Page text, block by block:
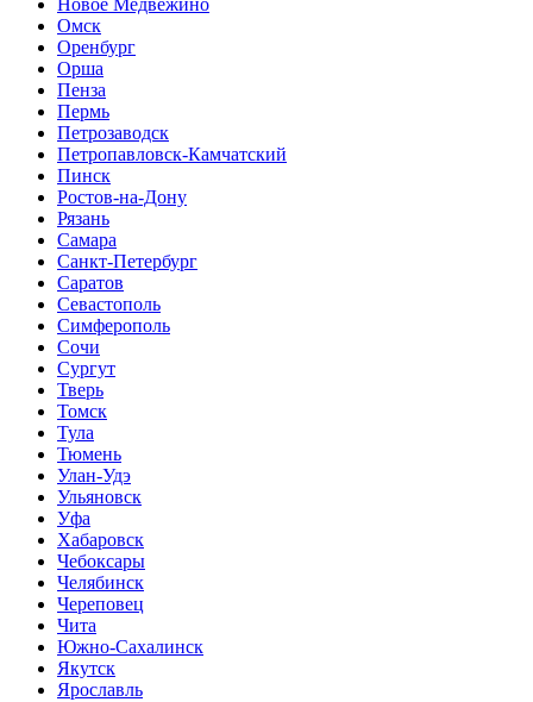
Новое Медвежино
Омск
Оренбург
Орша
Пенза
Пермь
Петрозаводск
Петропавловск-Камчатский
Пинск
Ростов-на-Дону
Рязань
Самара
Санкт-Петербург
Саратов
Севастополь
Симферополь
Сочи
Сургут
Тверь
Томск
Тула
Тюмень
Улан-Удэ
Ульяновск
Уфа
Хабаровск
Чебоксары
Челябинск
Череповец
Чита
Южно-Сахалинск
Якутск
Ярославль